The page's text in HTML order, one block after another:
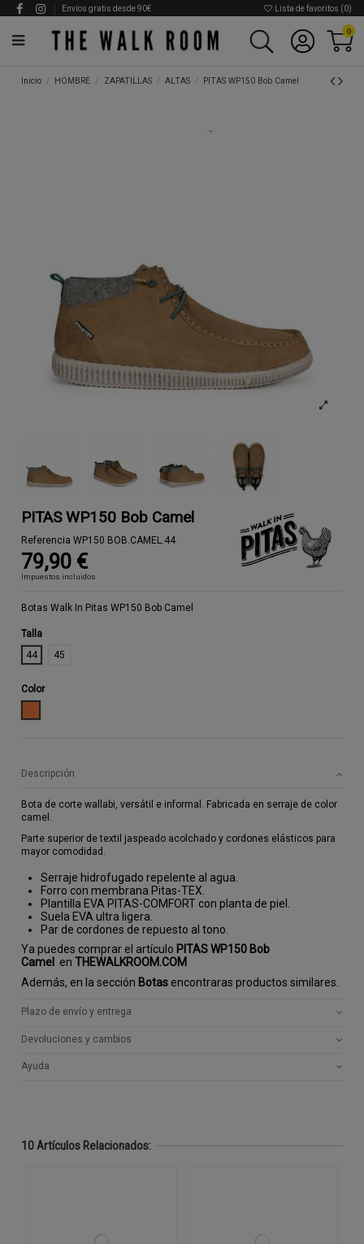
Envíos gratis desde 90€ Lista de favoritos (0)
0
Inicio HOMBRE ZAPATILLAS ALTAS PITAS WP150 Bob Camel
PITAS WP150 Bob Camel
Referencia WP150 BOB.CAMEL.44
79,90 €
Impuestos incluidos
Botas Walk In Pitas WP150 Bob Camel
Talla
44
45
Color
Descripción
Bota de corte wallabi, versátil e informal. Fabricada en serraje de color
camel.
Parte superior de textil jaspeado acolchado y cordones elásticos para
mayor comodidad.
Serraje hidrofugado repelente al agua.
Forro con membrana Pitas-TEX.
Plantilla EVA PITAS-COMFORT con planta de piel.
Suela EVA ultra ligera.
Par de cordones de repuesto al tono.
Ya puedes comprar el artículo PITAS WP150 Bob
Camel enTHEWALKROOM.COM
Además, en la sección Botas encontraras productos similares.
Plazo de envío y entrega
Devoluciones y cambios
Ayuda
10 Artículos Relacionados: